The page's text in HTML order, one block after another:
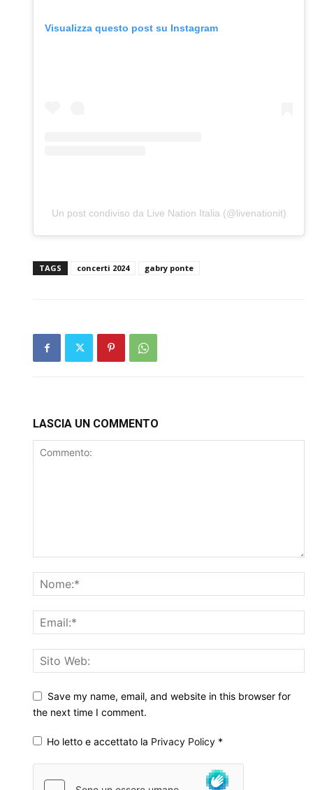
Visualizza questo post su Instagram
Un post condiviso da Live Nation Italia (@livenationit)
TAGS concerti 2024 gabry ponte
LASCIA UN COMMENTO
Save my name, email, and website in this browser for
the next time I comment.
Ho letto e accettato la Privacy Policy *